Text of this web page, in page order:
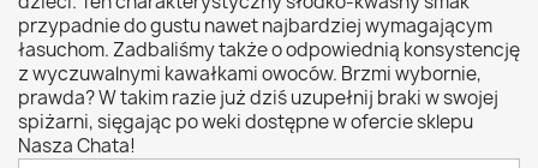
przypadnie do gustu nawet najbardziej wymagającym
łasuchom. Zadbaliśmy także o odpowiednią konsystencję
z wyczuwalnymi kawałkami owoców. Brzmi wybornie,
prawda? W takim razie już dziś uzupełnij braki w swojej
spiżarni, sięgając po weki dostępne w ofercie sklepu
Nasza Chata!